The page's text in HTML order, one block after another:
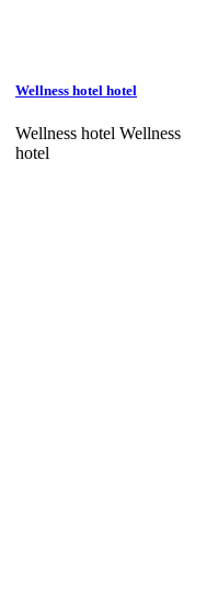
Wellness hotel hotel
Wellness hotel Wellness
hotel